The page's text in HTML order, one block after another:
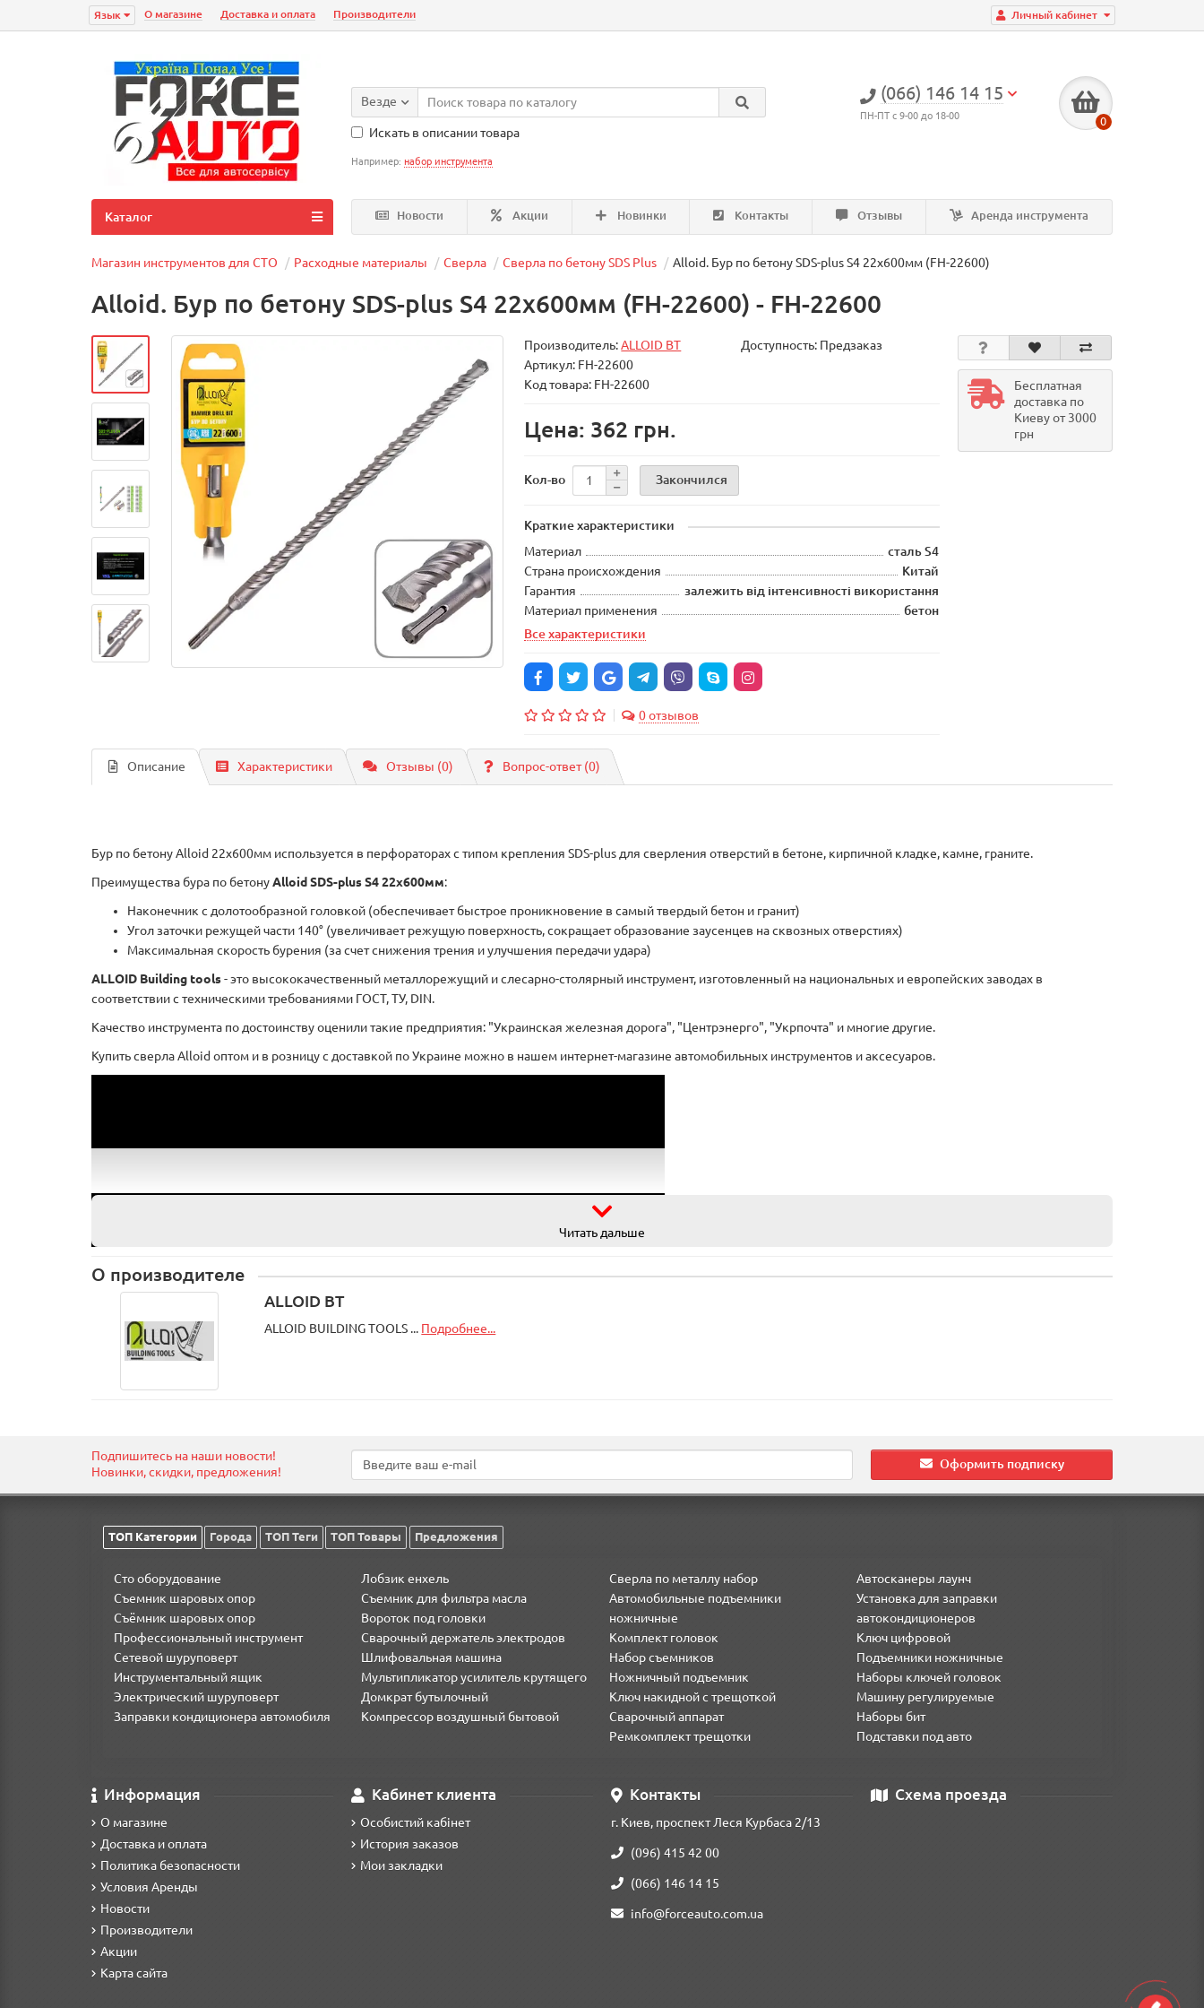
Личный кабинет
Язык О магазине Доставка и оплата Производители
(066) 146 14 15
ПН-ПТ с 9-00 до 18-00 0
Везде
Искать в описании товара
Например: набор инструмента
Новости Акции Новинки Контакты Отзывы Аренда инструмента
Каталог
Магазин инструментов для СТО Расходные материалы Сверла Сверла по бетону SDS Plus Alloid. Бур по бетону SDS-plus S4 22x600мм (FH-22600)
Alloid. Бур по бетону SDS-plus S4 22x600мм (FH-22600) - FH-22600
Производитель:ALLOID BT
Доступность: Предзаказ
Артикул: FH-22600
Код товара: FH-22600
Цена: 362 грн.
Кол-во Закончился
Краткие характеристики
Материал
сталь S4
Страна происхождения
Китай
Гарантия
залежить від інтенсивності використання
Материал применения
бетон
Все характеристики
0 отзывов
Бесплатная
доставка по
Киеву от 3000
грн
Описание Характеристики Отзывы (0) Вопрос-ответ(0)
Бур по бетону Alloid 22x600мм используется в перфораторах с типом крепления SDS-plus для сверления отверстий в бетоне, кирпичной кладке, камне, граните.
Преимущества бура по бетонуAlloid SDS-plus S4 22x600мм:
Наконечник с долотообразной головкой (обеспечивает быстрое проникновение в самый твердый бетон и гранит)
Угол заточки режущей части 140° (увеличивает режущую поверхность, сокращает образование заусенцев на сквозных отверстиях)
Максимальная скорость бурения (за счет снижения трения и улучшения передачи удара)
ALLOID Building tools- это высококачественный металлорежущий и слесарно-столярный инструмент, изготовленный на национальных и европейских заводах в
соответствии с техническими требованиями ГОСТ, ТУ, DIN.
Качество инструмента по достоинству оценили такие предприятия: "Украинская железная дорога", "Центрэнерго", "Укрпочта" и многие другие.
Купить сверла Alloid оптом и в розницу с доставкой по Украине можно в нашем интернет-магазине автомобильных инструментов и аксесуаров.
Читать дальше
О производителе
ALLOID BT
ALLOID BUILDING TOOLS ... Подробнее...
Подпишитесь на наши новости!
Новинки, скидки, предложения!
Оформить подписку
ТОП Категории Города ТОП Теги ТОП Товары Предложения
Сто оборудование
Съемник шаровых опор
Съёмник шаровых опор
Профессиональный инструмент
Сетевой шуруповерт
Инструментальный ящик
Электрический шуруповерт
Заправки кондиционера автомобиля
Лобзик енхель
Съемник для фильтра масла
Вороток под головки
Сварочный держатель электродов
Шлифовальная машина
Мультипликатор усилитель крутящего
Домкрат бутылочный
Компрессор воздушный бытовой
Сверла по металлу набор
Автомобильные подъемники
ножничные
Комплект головок
Набор съемников
Ножничный подъемник
Ключ накидной с трещоткой
Сварочный аппарат
Ремкомплект трещотки
Автосканеры лаунч
Установка для заправки
автокондиционеров
Ключ цифровой
Подъемники ножничные
Наборы ключей головок
Машину регулируемые
Наборы бит
Подставки под авто
Информация
О магазине
Доставка и оплата
Политика безопасности
Условия Аренды
Новости
Производители
Акции
Карта сайта
Кабинет клиента
Особистий кабінет
История заказов
Мои закладки
Контакты
г. Киев, проспект Леся Курбаса 2/13
(096) 415 42 00
(066) 146 14 15
info@forceauto.com.ua
Схема проезда